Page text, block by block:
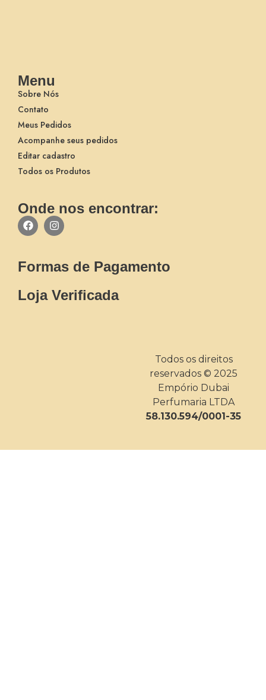
Menu
Sobre Nós
Contato
Meus Pedidos
Acompanhe seus pedidos
Editar cadastro
Todos os Produtos
Onde nos encontrar:
Formas de Pagamento
Loja Verificada
Todos os direitos
reservados © 2025
Empório Dubai
Perfumaria LTDA
58.130.594/0001-35